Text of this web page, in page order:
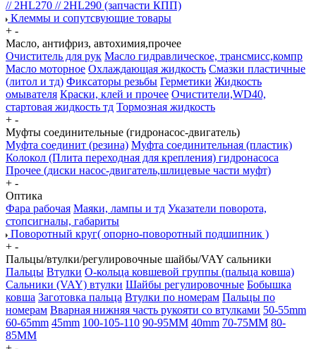
// 2HL270 // 2HL290 (запчасти КПП)
Клеммы и сопутсвующие товары
+ -
Масло, антифриз, автохимия,прочее
Очиститель для рук Масло гидравлическое, трансмисс,компр
Масло моторное Охлаждающая жидкость Смазки пластичные
(литол и тд) Фиксаторы резьбы Герметики Жидкость
омывателя Краски, клей и прочее Очистители,WD40,
стартовая жидкость тд Тормозная жидкость
+ -
Муфты соединительные (гидронасос-двигатель)
Муфта соединит (резина) Муфта соединительная (пластик)
Колокол (Плита переходная для крепления) гидронасоса
Прочее (диски насос-двигатель,шлицевые части муфт)
+ -
Оптика
Фара рабочая Маяки, лампы и тд Указатели поворота,
стопсигналы, габариты
Поворотный круг( опорно-поворотный подшипник )
+ -
Пальцы/втулки/регулировочные шайбы/VAY сальники
Пальцы Втулки О-кольца ковшевой группы (пальца ковша)
Сальники (VAY) втулки Шайбы регулировочные Бобышка
ковша Заготовка пальца Втулки по номерам Пальцы по
номерам Вварная нижняя часть рукояти со втулками 50-55mm
60-65mm 45mm 100-105-110 90-95MM 40mm 70-75MM 80-
85MM